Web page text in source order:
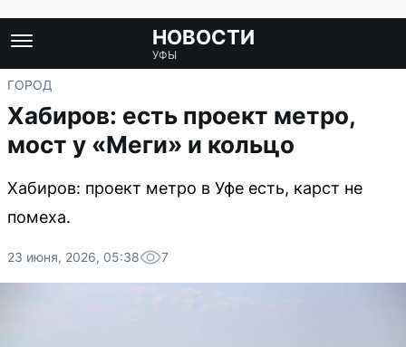
НОВОСТИ
УФЫ
ГОРОД
Хабиров: есть проект метро,
мост у «Меги» и кольцо
Хабиров: проект метро в Уфе есть, карст не
помеха.
23 июня, 2026, 05:38 7